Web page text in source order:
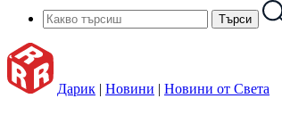
Дарик | Новини | Новини от Света